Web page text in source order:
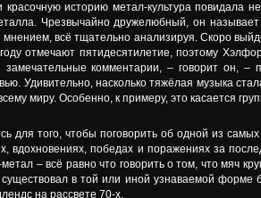
историю метал-культура повидала
Чрезвычайно дружелюбный, он
мнением, всё тщательно анализируя. Скоро
отмечают пятидесятилетие, поэтому
замечательные комментарии, – говорит он,
Удивительно, насколько тяжёлая музыка
миру. Особенно, к примеру, это касается
для того, чтобы поговорить об одной из
вдохновениях, победах и поражениях за
– всё равно что говорить о том, что мяч
в той или иной узнаваемой форме
на рассвете 70-х.